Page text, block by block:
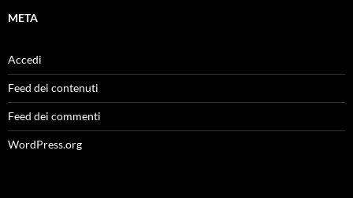
META
Accedi
Feed dei contenuti
Feed dei commenti
WordPress.org